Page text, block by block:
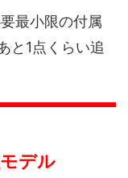
最小限の付属
と1点くらい追
デル